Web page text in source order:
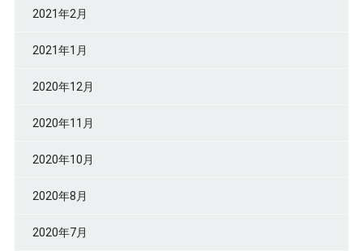
2021年2月
2021年1月
2020年12月
2020年11月
2020年10月
2020年8月
2020年7月